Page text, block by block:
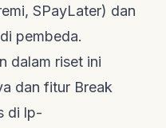
SPayLater) dan
pembeda.
dalam riset ini
dan fitur Break
di lp-